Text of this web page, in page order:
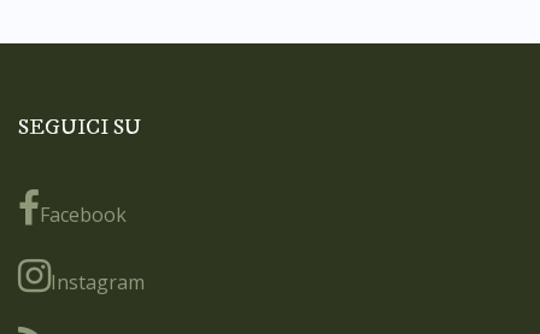
SEGUICI SU
Facebook
Instagram